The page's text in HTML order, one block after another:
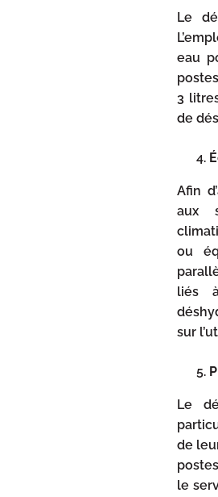
Le
eau
3
de
Afin
aux
ou
liés
sur
Le
de
le